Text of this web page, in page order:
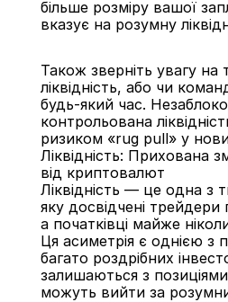
більше розміру вашої
вказує на розумну
Також зверніть увагу на
ліквідність, або чи
будь-який час.
контрольована
ризиком «rug pull» у
Ліквідність: Прихована
від криптовалют
Ліквідність — це одна з
яку досвідчені
а початківці майже
Ця асиметрія є однією з
багато роздрібних
залишаються з
можуть вийти за